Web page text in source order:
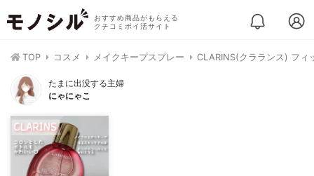
おすすめ商品がもらえる
クチコミポイ活サイト
TOP コスメ メイクキープスプレー CLARINS(クラランス) フィ
たまに出没する主婦
にゃにゃこ